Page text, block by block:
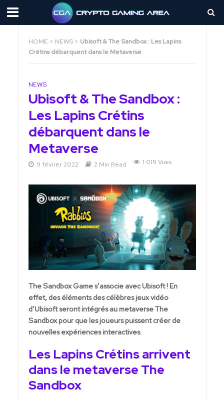
HOME > NEWS> Ubisoft & The Sandbox : Les Lapins
Crétins débarquent dans le Metaverse
NEWS
Ubisoft & The Sandbox :
Les Lapins Crétins
débarquent dans le
Metaverse
9 février 2022 2 Min Read 1 019 Vues
The Sandbox Game s’associe avec Ubisoft ! En
effet, des éléments des célèbres jeux vidéo
d’Ubisoft seront intégrés au metaverse The
Sandbox pour que les joueurs puissent créer de
nouvelles expériences interactives.
Les Lapins Crétins arrivent
dans le metaverse The
Sandbox